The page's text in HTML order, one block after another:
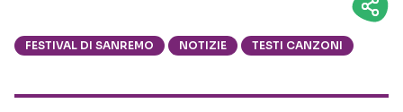
FESTIVAL DI SANREMO NOTIZIE TESTI CANZONI